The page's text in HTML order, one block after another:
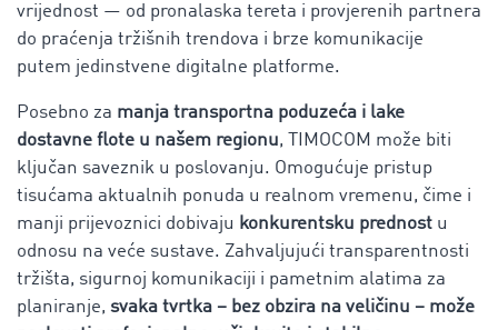
vrijednost — od pronalaska tereta i provjerenih partnera
do praćenja tržišnih trendova i brze komunikacije
putem jedinstvene digitalne platforme.
Posebno za manja transportna poduzeća i lake
dostavne flote u našem regionu, TIMOCOM može biti
ključan saveznik u poslovanju. Omogućuje pristup
tisućama aktualnih ponuda u realnom vremenu, čime i
manji prijevoznici dobivaju konkurentsku prednost u
odnosu na veće sustave. Zahvaljujući transparentnosti
tržišta, sigurnoj komunikaciji i pametnim alatima za
planiranje, svaka tvrtka – bez obzira na veličinu – može